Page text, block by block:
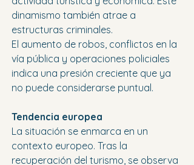
dinamismo también atrae a
estructuras criminales.
El aumento de robos, conflictos en la
vía pública y operaciones policiales
indica una presión creciente que ya
no puede considerarse puntual.
Tendencia europea
La situación se enmarca en un
contexto europeo. Tras la
recuperación del turismo, se observa